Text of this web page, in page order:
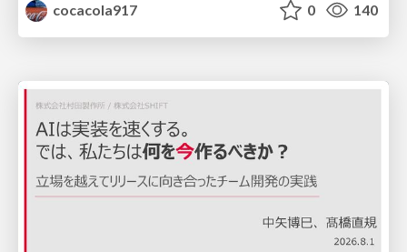
cocacola917
0 140